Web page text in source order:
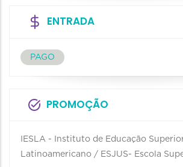
ENTRADA
PAGO
PROMOÇÃO
IESLA - Instituto de Educação
Latinoamericano / ESJUS- Escola